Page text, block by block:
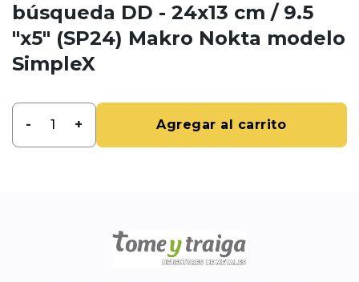
búsqueda DD - 24x13 cm / 9.5
"x5" (SP24) Makro Nokta modelo
SimpleX
- + Agregar al carrito